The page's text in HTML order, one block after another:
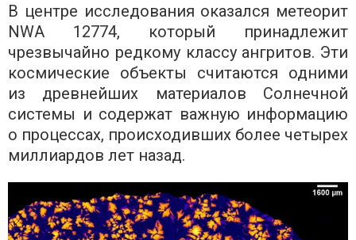
В центре исследования оказался метеорит
NWA 12774, который принадлежит
чрезвычайно редкому классу ангритов. Эти
космические объекты считаются одними
из древнейших материалов Солнечной
системы и содержат важную информацию
о процессах, происходивших более четырех
миллиардов лет назад.